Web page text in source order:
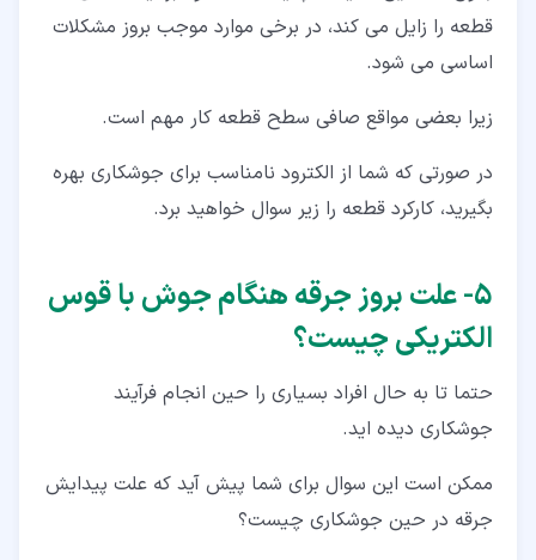
قطعه را زایل می کند، در برخی موارد موجب بروز مشکلات
اساسی می شود.
زیرا بعضی مواقع صافی سطح قطعه کار مهم است.
در صورتی که شما از الکترود نامناسب برای جوشکاری بهره
بگیرید، کارکرد قطعه را زیر سوال خواهید برد.
۵‏- علت بروز جرقه هنگام جوش با قوس
الکتریکی چیست؟
حتما تا به حال افراد بسیاری را حین انجام فرآیند
جوشکاری دیده اید.
ممکن است این سوال برای شما پیش آید که علت پیدایش
جرقه در حین جوشکاری چیست؟